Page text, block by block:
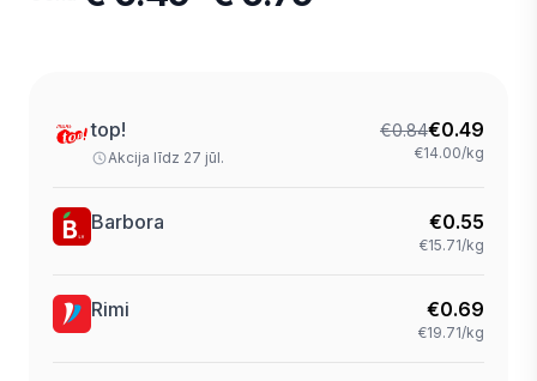
top!
Akcija līdz 27 jūl.
€0.84€0.49
€14.00/kg
Barbora €0.55
€15.71/kg
Rimi €0.69
€19.71/kg